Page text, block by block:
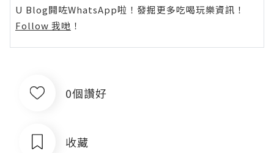
U Blog開咗WhatsApp啦！發掘更多吃喝玩樂資訊！
Follow 我哋 ！
0個讚好
收藏